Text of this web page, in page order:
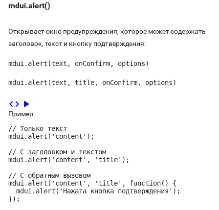
mdui.alert()
Открывает окно предупреждения, которое может содержать
заголовок, текст и кнопку подтверждения:
mdui.alert(text, onConfirm, options)
mdui.alert(text, title, onConfirm, options)
code play_arrow
Пример
// Только текст
mdui.alert('content');
// С заголовком и текстом
mdui.alert('content', 'title');
// С обратным вызовом
mdui.alert('content', 'title', function() {
  mdui.alert('Нажата кнопка подтверждения');
});